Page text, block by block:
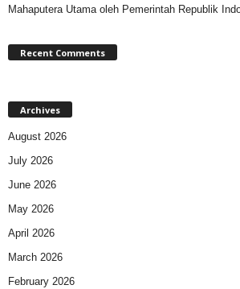
Mahaputera Utama oleh Pemerintah Republik
Recent Comments
Archives
August 2026
July 2026
June 2026
May 2026
April 2026
March 2026
February 2026